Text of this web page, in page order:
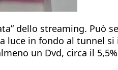
dello streaming. Può
in fondo al tunnel
un Dvd, circa il